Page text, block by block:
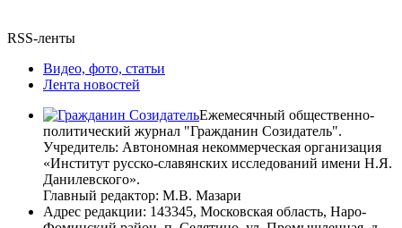
RSS-ленты
Видео, фото, статьи
Лента новостей
Ежемесячный общественно-
политический журнал "Гражданин Созидатель".
Учредитель: Автономная некоммерческая организация
«Институт русско-славянских исследований имени Н.Я.
Данилевского».
Главный редактор: М.В. Мазари
Адрес редакции: 143345, Московская область, Наро-